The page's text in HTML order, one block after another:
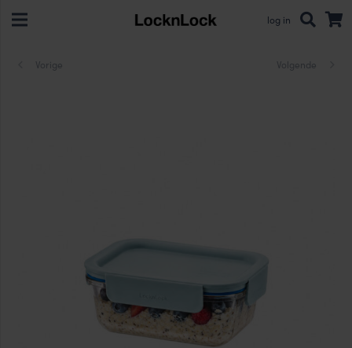
log in
Vorige Volgende